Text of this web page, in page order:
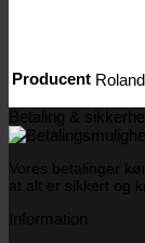
Producent Roland
Betaling &
Vores betalinger
at alt er sikkert og
Information